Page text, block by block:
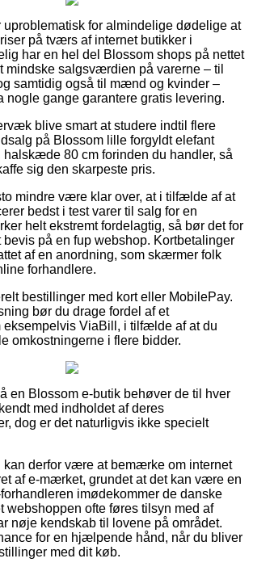
uproblematisk for almindelige dødelige at
på tværs af internet butikker i
har en hel del Blossom shops på nettet
mindske salgsværdien på varerne – til
samtidig også til mænd og kvinder –
nogle gange garantere gratis levering.
blive smart at studere indtil flere
på Blossom lille forgyldt elefant
80 cm forinden du handler, så
sig den skarpeste pris.
mindre være klar over, at i tilfælde af at
bedst i test varer til salg for en
helt ekstremt fordelagtig, så bør det for
på en fup webshop. Kortbetalinger
af en anordning, som skærmer folk
forhandlere.
bestillinger med kort eller MobilePay.
bør du drage fordel af et
eksempelvis ViaBill, i tilfælde af at du
omkostningerne i flere bidder.
en Blossom e-butik behøver de til hver
med indholdet af deres
dog er det naturligvis ikke specielt
kan derfor være at bemærke om internet
af e-mærket, grundet at det kan være en
imødekommer de danske
webshoppen ofte føres tilsyn med af
nøje kendskab til lovene på området.
for en hjælpende hånd, når du bliver
med dit køb.